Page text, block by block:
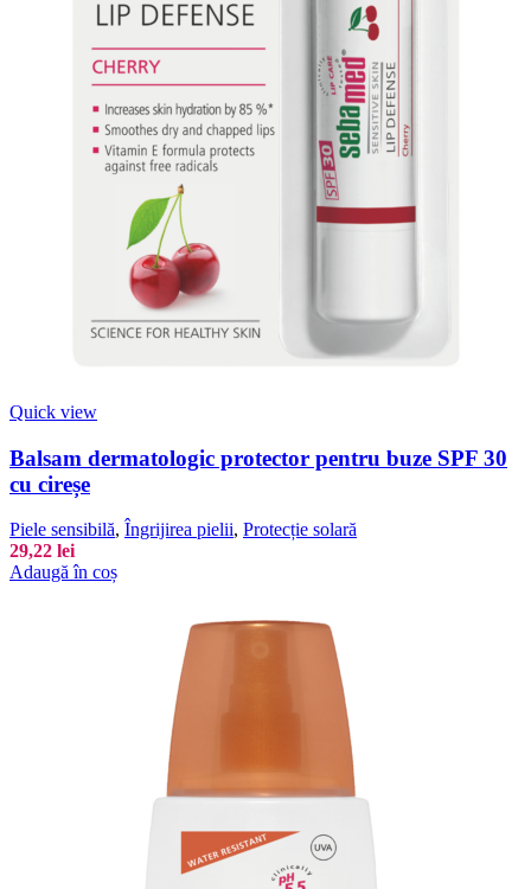
Quick view
Balsam dermatologic protector pentru buze SPF 30
cu cireșe
Piele sensibilă, Îngrijirea pielii, Protecție solară
29,22 lei
Adaugă în coș